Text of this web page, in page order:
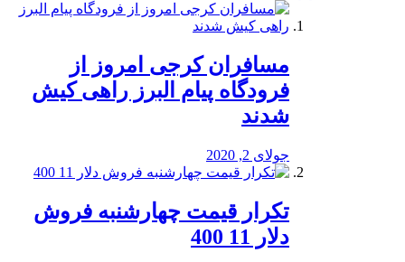
مسافران کرجی امروز از
فرودگاه پیام البرز راهی کیش
شدند
جولای 2, 2020
تکرار قیمت چهارشنبه فروش
دلار 11 400